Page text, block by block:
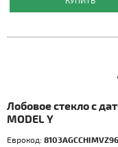
Лобовое стекло с
MODEL Y
Еврокод: 8103AGCCHIMVZ96